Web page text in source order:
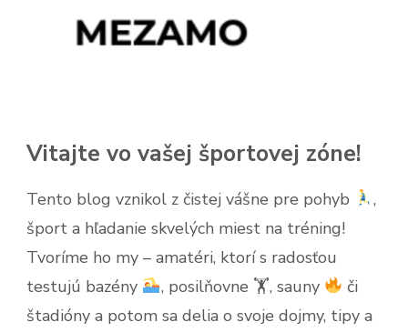
Vitajte vo vašej športovej zóne!
Tento blog vznikol z čistej vášne pre pohyb
,
šport a hľadanie skvelých miest na tréning!
Tvoríme ho my – amatéri, ktorí s radosťou
testujú bazény
, posilňovne 🏋, sauny
či
štadióny a potom sa delia o svoje dojmy, tipy a